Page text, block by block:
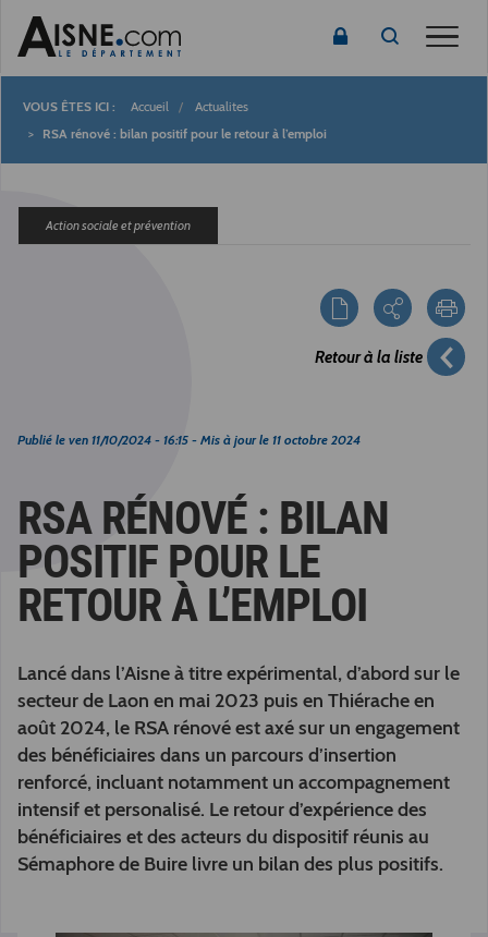
Fil
Accueil
Actualites
RSA rénové : bilan positif pour le retour à l’emploi
Action sociale et prévention
Retour à la liste
Publié le ven 11/10/2024 - 16:15 - Mis à jour le 11 octobre 2024
RSA RÉNOVÉ : BILAN
POSITIF POUR LE
RETOUR À L’EMPLOI
Lancé dans l’Aisne à titre expérimental, d’abord sur le
secteur de Laon en mai 2023 puis en Thiérache en
août 2024, le RSA rénové est axé sur un engagement
des bénéficiaires dans un parcours d’insertion
renforcé, incluant notamment un accompagnement
intensif et personalisé. Le retour d’expérience des
bénéficiaires et des acteurs du dispositif réunis au
Sémaphore de Buire livre un bilan des plus positifs.